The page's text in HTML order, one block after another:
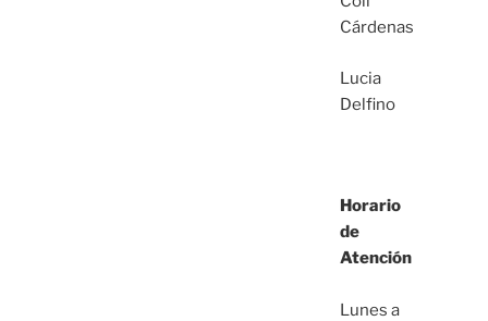
Cárdenas
Lucia
Delfino
Horario
de
Atención
Lunes a